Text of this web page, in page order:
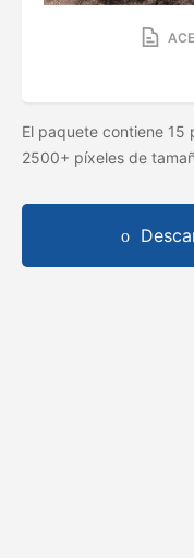
El paquete contiene
2500+ píxeles de